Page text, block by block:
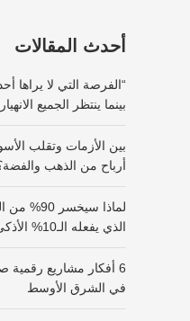
أحدث المقالات
“الفرصة التي لا يراها
بينما ينتظر الجميع
بين الأزمات وتقلب
أرباح من الذهب
الذي يفعله الـ10% الأذكى)
6 أفكار مشاريع رقمية
في الشرق الأوسط